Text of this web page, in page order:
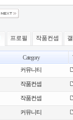
프로필 작품컨셉
Category
커뮤니티
작품컨셉
작품컨셉
커뮤니티